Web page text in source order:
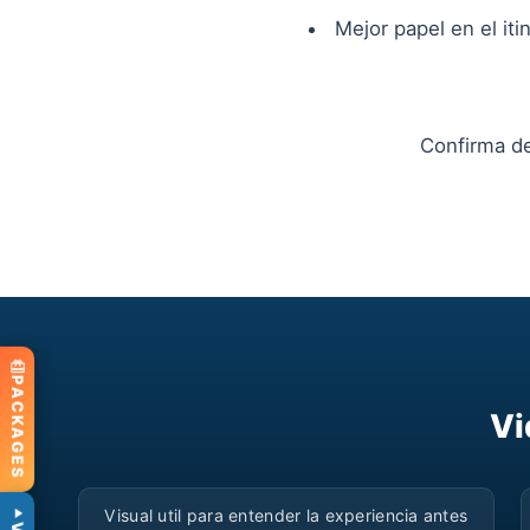
Mejor papel en el
Confirma
▶
Visual util para entender la experiencia antes
PACKAGES